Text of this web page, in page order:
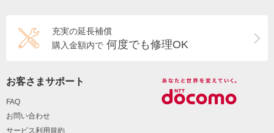
充実の延長補償
購入金額内で 何度でも修理OK
お客さまサポート
FAQ
お問い合わせ
サービス利用規約